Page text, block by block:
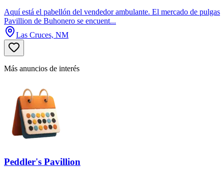
Aquí está el pabellón del vendedor ambulante. El mercado de pulgas
Pavillion de Buhonero se encuent...
Las Cruces, NM
Más anuncios de interés
Peddler's Pavillion